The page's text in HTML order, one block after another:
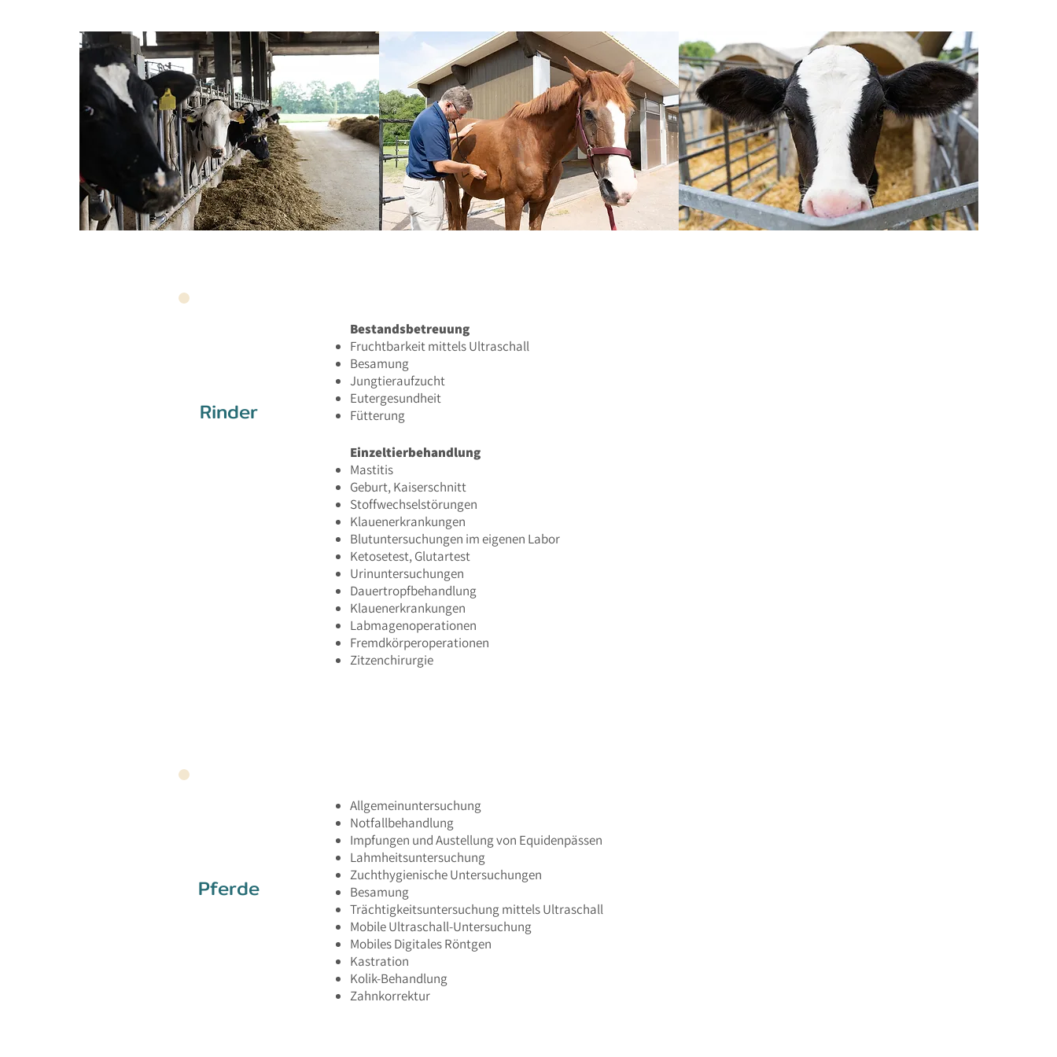
Rinder
Bestandsbetreuung
Fruchtbarkeit mittels Ultraschall
Besamung
Jungtieraufzucht
Eutergesundheit
Fütterung
Einzeltierbehandlung
Mastitis
Geburt, Kaiserschnitt
Stoffwechselstörungen
Klauenerkrankungen
Blutuntersuchungen im eigenen Labor
Ketosetest, Glutartest
Urinuntersuchungen
Dauertropfbehandlung
Klauenerkrankungen
Labmagenoperationen
Fremdkörperoperationen
Zitzenchirurgie
Pferde
Allgemeinuntersuchung
Notfallbehandlung
Impfungen und Austellung von Equidenpässen
Lahmheitsuntersuchung
Zuchthygienische Untersuchungen
Besamung
Trächtigkeitsuntersuchung mittels Ultraschall
Mobile Ultraschall-Untersuchung
Mobiles Digitales Röntgen
Kastration
Kolik-Behandlung
Zahnkorrektur